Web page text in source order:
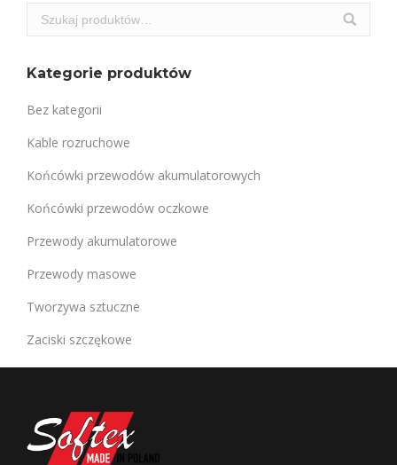
Kategorie produktów
Bez kategorii
Kable rozruchowe
Końcówki przewodów akumulatorowych
Końcówki przewodów oczkowe
Przewody akumulatorowe
Przewody masowe
Tworzywa sztuczne
Zaciski szczękowe